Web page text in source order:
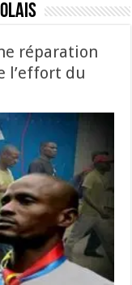
réparation
l’effort du